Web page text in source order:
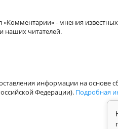
«Комментарии» - мнения
наших читателей.
информации на основе
Федерации). Подробная